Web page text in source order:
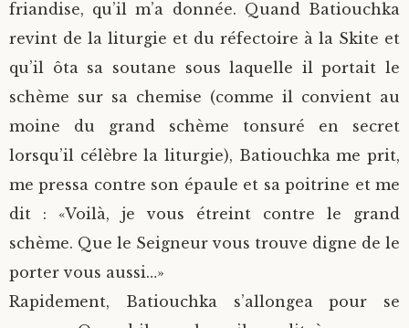
friandise, qu’il m’a donnée. Quand Batiouchka
revint de la liturgie et du réfectoire à la Skite et
qu’il ôta sa soutane sous laquelle il portait le
schème sur sa chemise (comme il convient au
moine du grand schème tonsuré en secret
lorsqu’il célèbre la liturgie), Batiouchka me prit,
me pressa contre son épaule et sa poitrine et me
dit : «Voilà, je vous étreint contre le grand
schème. Que le Seigneur vous trouve digne de le
porter vous aussi…»
Rapidement, Batiouchka s’allongea pour se